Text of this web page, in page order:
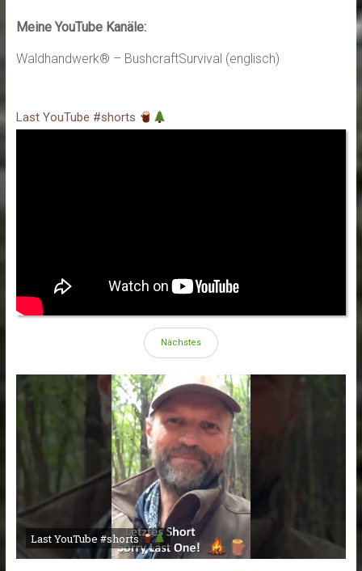
Meine YouTube Kanäle:
Waldhandwerk® – BushcraftSurvival (englisch)
Last YouTube #shorts
Nächstes
Last YouTube #shorts